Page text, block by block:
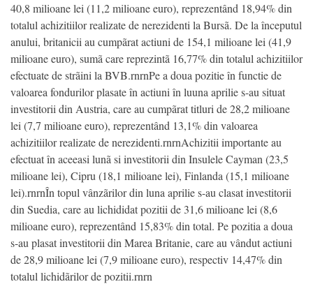
40,8 milioane lei (11,2 milioane euro), reprezentând 18,94% din
totalul achizitiilor realizate de nerezidenti la Bursã. De la începutul
anului, britanicii au cumpãrat actiuni de 154,1 milioane lei (41,9
milioane euro), sumã care reprezintã 16,77% din totalul achizitiilor
efectuate de strãini la BVB.rnrnPe a doua pozitie în functie de
valoarea fondurilor plasate în actiuni în luuna aprilie s-au situat
investitorii din Austria, care au cumpãrat titluri de 28,2 milioane
lei (7,7 milioane euro), reprezentând 13,1% din valoarea
achizitiilor realizate de nerezidenti.rnrnAchizitii importante au
efectuat în aceeasi lunã si investitorii din Insulele Cayman (23,5
milioane lei), Cipru (18,1 milioane lei), Finlanda (15,1 milioane
lei).rnrnÎn topul vânzãrilor din luna aprilie s-au clasat investitorii
din Suedia, care au lichididat pozitii de 31,6 milioane lei (8,6
milioane euro), reprezentând 15,83% din total. Pe pozitia a doua
s-au plasat investitorii din Marea Britanie, care au vândut actiuni
de 28,9 milioane lei (7,9 milioane euro), respectiv 14,47% din
totalul lichidãrilor de pozitii.rnrn